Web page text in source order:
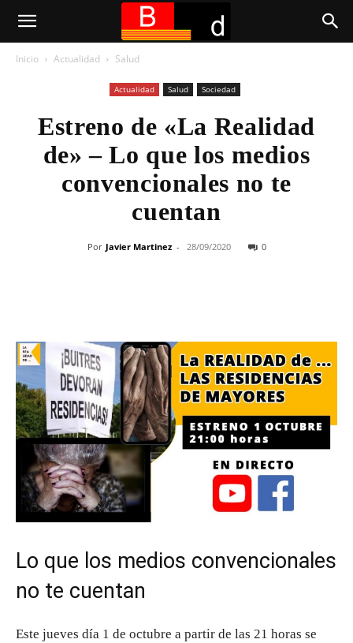
Inicio Actualidad Salud
Actualidad Salud Sociedad
Estreno de «La Realidad
de» – Lo que los medios
convencionales no te
cuentan
Por Javier Martinez - 28/09/2020 0
Lo que los medios convencionales
no te cuentan
Este jueves día 1 de octubre a partir de las 21 horas se